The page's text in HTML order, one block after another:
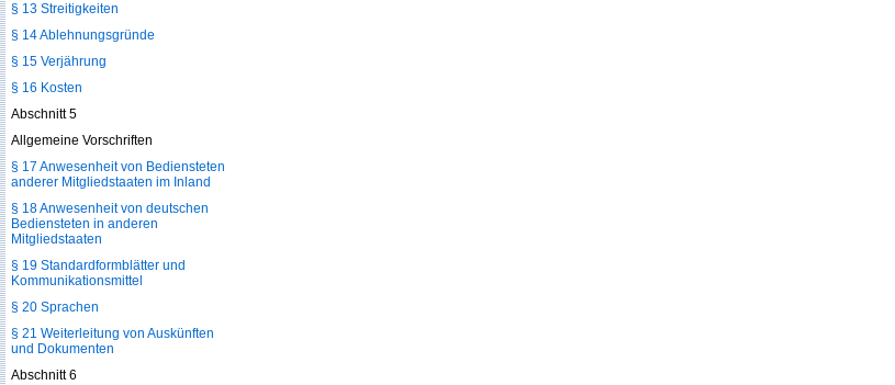
§ 13 Streitigkeiten
§ 14 Ablehnungsgründe
§ 15 Verjährung
§ 16 Kosten
Abschnitt 5
Allgemeine Vorschriften
§ 17 Anwesenheit von Bediensteten
anderer Mitgliedstaaten im Inland
§ 18 Anwesenheit von deutschen
Bediensteten in anderen
Mitgliedstaaten
§ 19 Standardformblätter und
Kommunikationsmittel
§ 20 Sprachen
§ 21 Weiterleitung von Auskünften
und Dokumenten
Abschnitt 6